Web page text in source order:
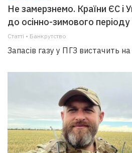
Не замерзнемо. Країни ЄС і
до осінно-зимового періоду
Статті • Банкрутство
Запасів газу у ПГЗ вистачить на